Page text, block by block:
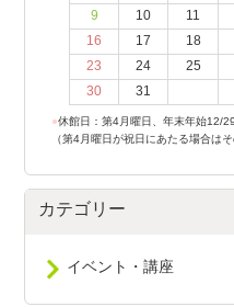
9
10 11
16
17 18
23
24 25
30
31
●休館日：第4月曜日、年末年始12/
（第4月曜日が祝日にあたる場合はそ
カテゴリー
イベント・講座